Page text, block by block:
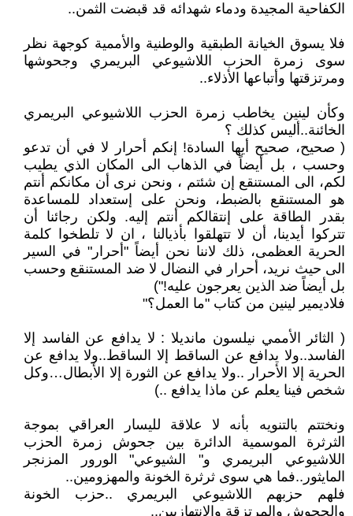
الكفاحية المجيدة ودماء شهدائه قد قبضت الثمن..
فلا يسوق الخيانة الطبقية والوطنية والأممية كوجهة نظر
سوى زمرة الحزب اللاشيوعي البريمري وجحوشها
ومرتزقتها وأتباعها الأذلاء..
وكأن لينين يخاطب زمرة الحزب اللاشيوعي البريمري
الخائنة..أليس كذلك ؟
( صحيح، صحيح أيها السادة! إنكم أحرار لا في أن تدعو
وحسب ، بل أيضاً في الذهاب الى المكان الذي يطيب
لكم، الى المستنقع إن شئتم ، ونحن نرى أن مكانكم أنتم
هو المستنقع بالضبط، ونحن على إستعداد للمساعدة
بقدر الطاقة على إنتقالكم أنتم إليه. ولكن رجائنا أن
تتركوا أيدينا، أن لا تتهلقوا بأذيالنا ، ان لا تلطخوا كلمة
الحرية العظمى، ذلك لاننا نحن أيضاً "أحرار" في السير
الى حيث نريد، أحرار في النضال لا ضد المستنقع وحسب
بل أيضاً ضد الذين يعرجون عليه!")
فلاديمير لينين من كتاب "ما العمل؟"
( الثائر الأممي نيلسون مانديلا : لا يدافع عن الفاسد إلا
الفاسد..ولا يدافع عن الساقط إلا الساقط..ولا يدافع عن
الحرية إلا الأحرار ..ولا يدافع عن الثورة إلا الأبطال…وكل
شخص فينا يعلم عن ماذا يدافع ..)
ونختتم بالتنويه بأنه لا علاقة لليسار العراقي بموجة
الثرثرة الموسمية الدائرة بين جحوش زمرة الحزب
اللاشيوعي البريمري و" الشيوعي" الورور المزنجر
المايثور..فما هي سوى ثرثرة الخونة والمهزومين..
فلهم حزبهم اللاشيوعي البريمري ..حزب الخونة
والجحوش والمرتزقة والانتهازيين..